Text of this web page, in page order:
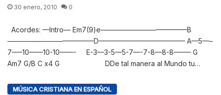
30 enero, 2010 0
Acordes: —Intro— Em7(9)e————————————–B
————————————–D————————————– A—5—–
7—–10——10-10——- E-3—3-5—5-7—-7-8—8-8——– G
Am7 G/B C x4 G DDe tal manera al Mundo tu…
MÚSICA CRISTIANA EN ESPAÑOL